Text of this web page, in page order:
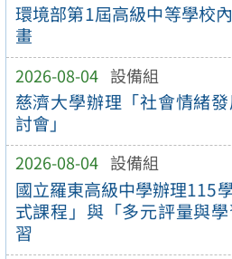
環境部第1屆高級中等學校
畫
2026-08-04 設備組
慈濟大學辦理「社會情緒
討會」
2026-08-04 設備組
國立羅東高級中學辦理115
式課程」與「多元評量與
習